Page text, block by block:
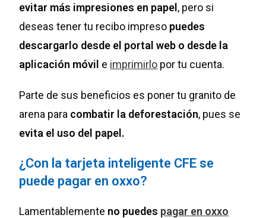
evitar más impresiones en papel, pero si
deseas tener tu recibo impreso puedes
descargarlo desde el portal web o desde la
aplicación móvil e imprimirlo por tu cuenta.
Parte de sus beneficios es poner tu granito de
arena para combatir la deforestación, pues se
evita el uso del papel.
¿Con la tarjeta inteligente CFE se
puede pagar en oxxo?
Lamentablemente no puedes pagar en oxxo